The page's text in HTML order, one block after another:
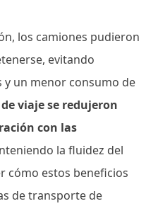
los camiones pudieron
evitando
y un menor consumo de
viaje se redujeron
con las
la fluidez del
cómo estos beneficios
de transporte de